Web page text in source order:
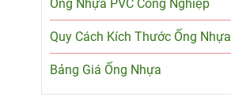
Ống Nhựa PVC Công Nghiệp
Quy Cách Kích Thước Ống Nhựa
Bảng Giá Ống Nhựa